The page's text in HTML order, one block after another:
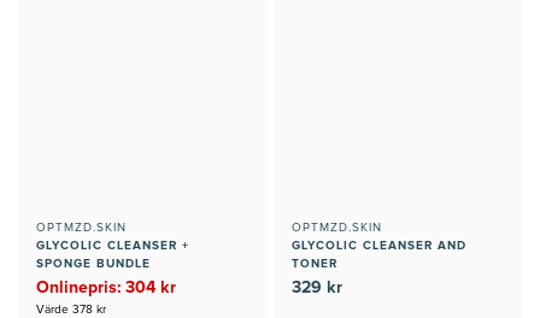
OPTMZD.SKIN
GLYCOLIC CLEANSER +
SPONGE BUNDLE
Onlinepris: 304 kr
Värde 378 kr
OPTMZD.SKIN
GLYCOLIC CLEANSER AND
TONER
329 kr